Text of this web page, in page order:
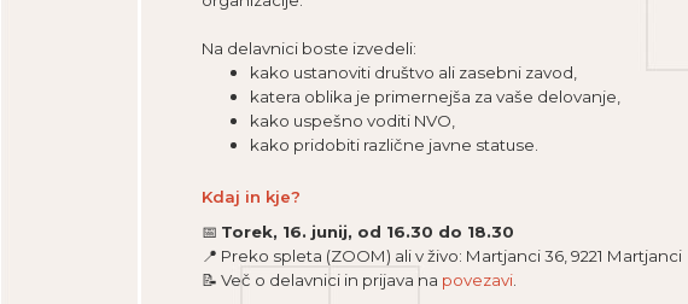
Na delavnici boste izvedeli:
kako ustanoviti društvo ali zasebni zavod,
katera oblika je primernejša za vaše delovanje,
kako uspešno voditi NVO,
kako pridobiti različne javne statuse.
Kdaj in kje?
📅 Torek, 16. junij, od 16.30 do 18.30
📍 Preko spleta (ZOOM) ali v živo: Martjanci 36, 9221 Martjanci
📝 Več o delavnici in prijava na povezavi